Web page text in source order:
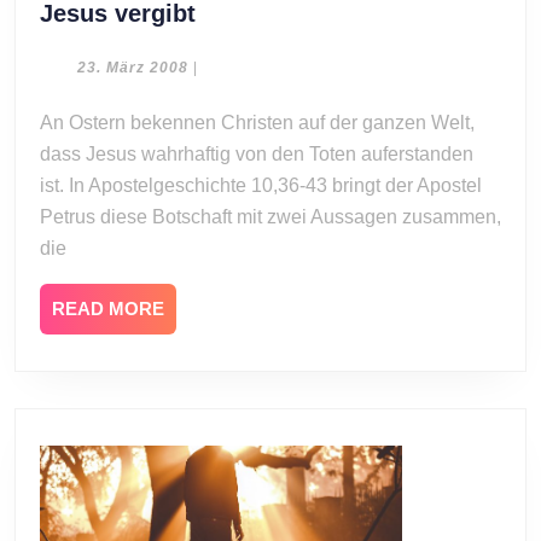
Jesus vergibtAlexander
Jesus
Richter,
Jesus
vergibt
23. März 2008 23.
|
An Ostern bekennen Christen auf der ganzen Welt,
dass Jesus wahrhaftig von den Toten auferstanden
ist. In Apostelgeschichte 10,36-43 bringt der Apostel
Petrus diese Botschaft mit zwei Aussagen zusammen,
die
READ MORE
MORE